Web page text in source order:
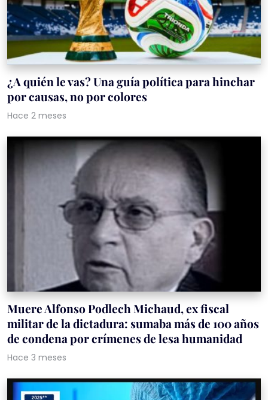
¿A quién le vas? Una guía política para hinchar
por causas, no por colores
Hace 2 meses
Muere Alfonso Podlech Michaud, ex fiscal
militar de la dictadura: sumaba más de 100 años
de condena por crímenes de lesa humanidad
Hace 3 meses